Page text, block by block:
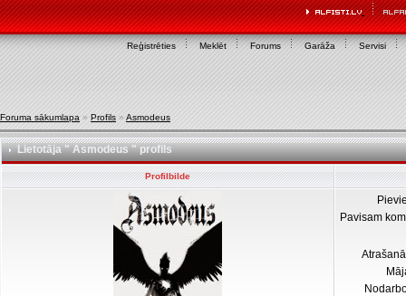
Reģistrēties Meklēt Forums Garāža Servisi
Foruma sākumlapa » Profils » Asmodeus
Lietotāja " Asmodeus " profils
Profilbilde
Pavisam